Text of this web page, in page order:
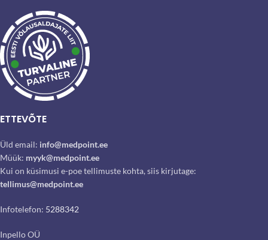
ETTEVÕTE
Üld email: info@medpoint.ee
Müük: myyk@medpoint.ee
Kui on küsimusi e-poe tellimuste kohta, siis kirjutage:
tellimus@medpoint.ee
Infotelefon: 5288342
Inpello OÜ